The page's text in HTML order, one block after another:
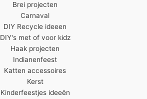
Brei projecten
Carnaval
DIY Recycle ideeen
DIY's met of voor kidz
Haak projecten
Indianenfeest
Katten accessoires
Kerst
Kinderfeestjes ideeën